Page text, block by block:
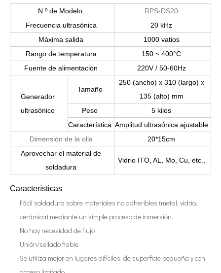
Actualmente, la investigación sobre la extracción de antioxidantes
N º de Modelo.
RPS-DS20
Frecuencia ultrasónica
20 kHz
Máxima salida
1000 vatios
Rango de temperatura
150 ~ 400°C
Fuente de alimentación
220V / 50-60Hz
Generador
ultrasónico
Tamaño
250 (ancho) x 310 (largo) x
135 (alto) mm
Peso
5 kilos
Característica Amplitud ultrasónica ajustable
Dimensión de la olla
20*15cm
Aprovechar el material de
soldadura
Vidrio ITO, AL, Mo, Cu, etc.,
Características
Fácil soldadura sobre materiales no adheribles (metal, vidrio,
cerámica) mediante un simple proceso de inmersión.
No hay necesidad de flujo
Unión/sellado fiable
Se utiliza mejor en lugares difíciles, de superficie pequeña y con